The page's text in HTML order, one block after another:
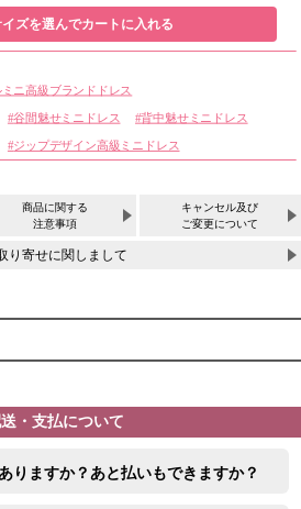
ズを選んでカートに入れる
ニ高級ブランドドレス
谷間魅せミニドレス 背中魅せミニドレス
ジップデザイン高級ミニドレス
商品に関する
注意事項
キャンセル及び
ご変更について
り寄せに関しまして
・支払について
りますか？あと払いもできますか？